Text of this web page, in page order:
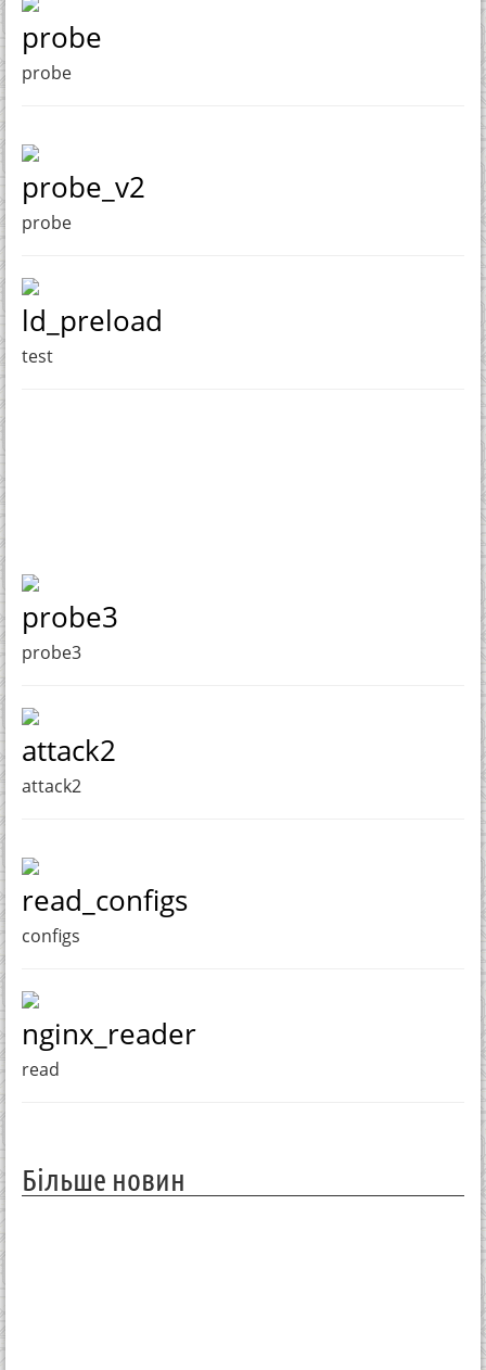
probe
probe
probe_v2
probe
ld_preload
test
probe3
probe3
attack2
attack2
read_configs
configs
nginx_reader
read
Більше новин